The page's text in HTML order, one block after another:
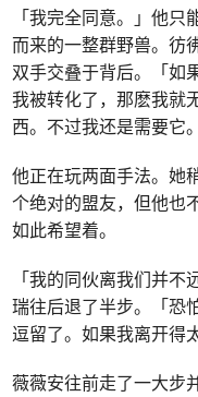
「我完全同意。」他
而来的一整群野兽。彷
双手交叠于背后。「如
我被转化了，那麽我就
西。不过我还是需要它。
他正在玩两面手法。她
个绝对的盟友，但他也
如此希望着。
「我的同伙离我们并
瑞往后退了半步。「恐
逗留了。如果我离开得
薇薇安往前走了一大步